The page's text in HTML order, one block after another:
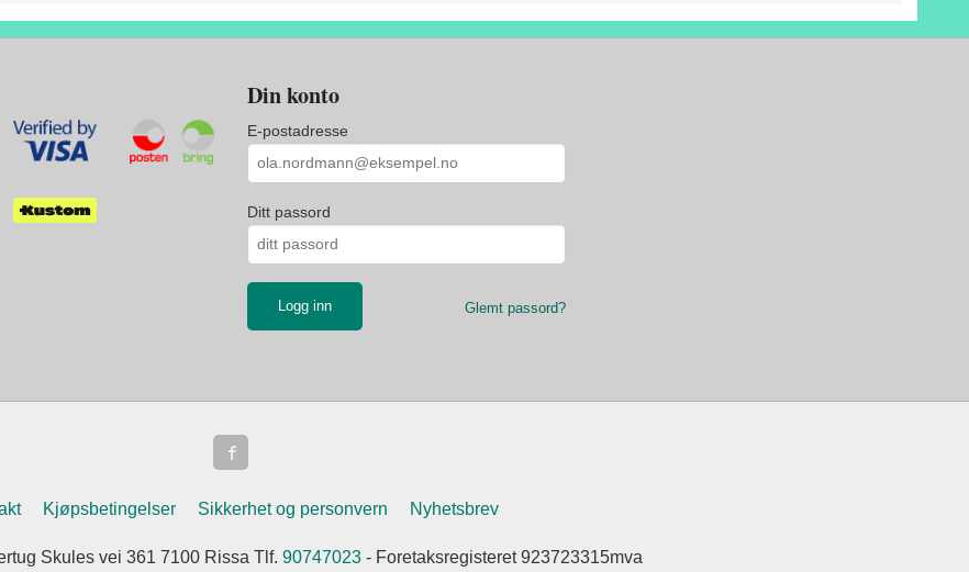
Din konto
E-postadresse
Ditt passord
Glemt passord?
Kjøpsbetingelser Sikkerhet og personvern Nyhetsbrev
Skules vei 361 7100 Rissa Tlf. 90747023 - Foretaksregisteret 923723315mva